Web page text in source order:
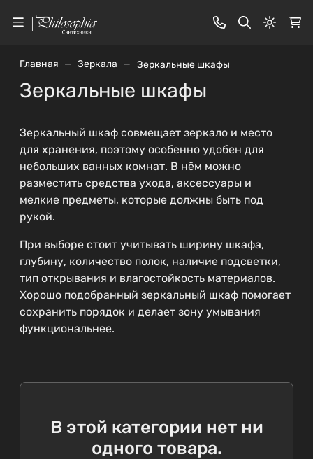
Главная Зеркала Зеркальные шкафы
Зеркальные шкафы
Зеркальный шкаф совмещает зеркало и место
для хранения, поэтому особенно удобен для
небольших ванных комнат. В нём можно
разместить средства ухода, аксессуары и
мелкие предметы, которые должны быть под
рукой.
При выборе стоит учитывать ширину шкафа,
глубину, количество полок, наличие подсветки,
тип открывания и влагостойкость материалов.
Хорошо подобранный зеркальный шкаф помогает
сохранить порядок и делает зону умывания
функциональнее.
В этой категории нет ни
одного товара.